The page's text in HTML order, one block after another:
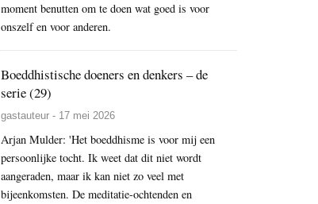
moment benutten om te doen wat goed is voor
onszelf en voor anderen.
Boeddhistische doeners en denkers – de
serie (29)
gastauteur - 17 mei 2026
Arjan Mulder: 'Het boeddhisme is voor mij een
persoonlijke tocht. Ik weet dat dit niet wordt
aangeraden, maar ik kan niet zo veel met
bijeenkomsten. De meditatie-ochtenden en